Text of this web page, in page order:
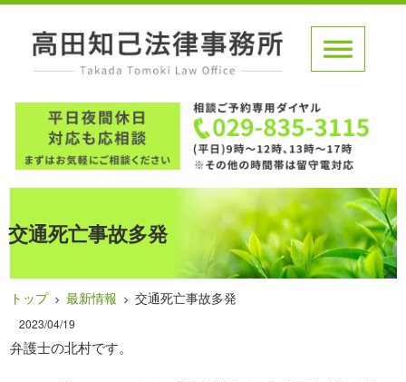
交通死亡事故多発
トップ 最新情報 交通死亡事故多発
2023/04/19
弁護士の北村です。